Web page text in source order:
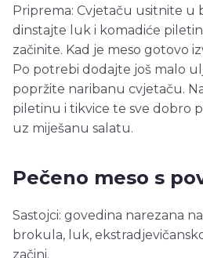
Priprema: Cvjetaču usitnite u
dinstajte luk i komadiće
začinite. Kad je meso gotovo
Po potrebi dodajte još malo
popržite naribanu cvjetaču.
piletinu i tikvice te sve dobro
uz miješanu salatu.
Pečeno meso s
Sastojci: govedina narezana
brokula, luk,
začini.